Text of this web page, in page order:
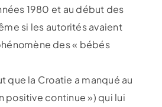
1980 et au début des
si les autorités avaient
des « bébés
que la Croatie a manqué au
positive continue ») qui lui